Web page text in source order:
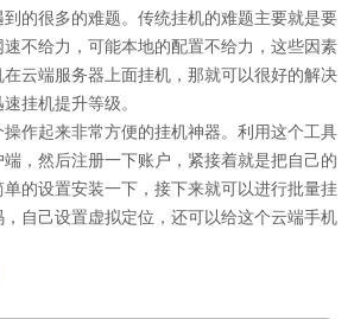
的很多的难题。传统挂机的难题主要就是要
不给力，可能本地的配置不给力，这些因素
云端服务器上面挂机，那就可以很好的解决
挂机提升等级。
作起来非常方便的挂机神器。利用这个工具
，然后注册一下账户，紧接着就是把自己的
的设置安装一下，接下来就可以进行批量挂
自己设置虚拟定位，还可以给这个云端手机